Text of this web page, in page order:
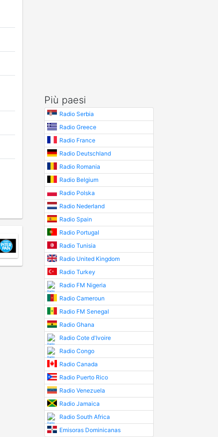
Più paesi
Radio Serbia
Radio Greece
Radio France
Radio Deutschland
Radio Romania
Radio Belgium
Radio Polska
Radio Nederland
Radio Spain
Radio Portugal
Radio Tunisia
Radio United Kingdom
Radio Turkey
Radio FM Nigeria
Radio Cameroun
Radio FM Senegal
Radio Ghana
Radio Cote d'Ivoire
Radio Congo
Radio Canada
Radio Puerto Rico
Radio Venezuela
Radio Jamaica
Radio South Africa
Emisoras Dominicanas